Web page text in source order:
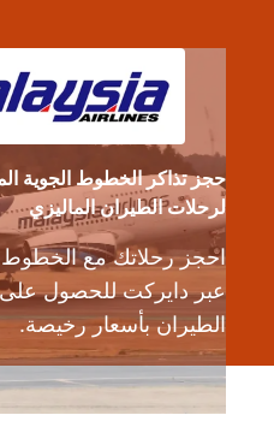
حجز تذاكر الخطوط الجوية
لرحلات الطيران الماليزي
احجز رحلاتك مع الخطوط
عبر دايركت للحصول على
الطيران بأسعار رخيصة.